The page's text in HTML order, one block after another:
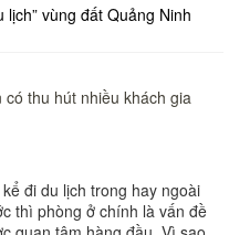
vùng đất Quảng Ninh
thu hút nhiều khách gia
kể đi du lịch trong hay ngoài
thì phòng ở chính là vấn đề